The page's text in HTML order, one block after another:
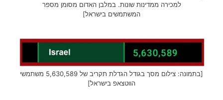
למכירה ממדינות שונות. במלבן האדום מסומן מספר
המשתמשים בישראל]
[בתמונה: צילום מסך בגודל הגדלת תקריב של 5,630,589 משתמשי
הווטצאפ בישראל]